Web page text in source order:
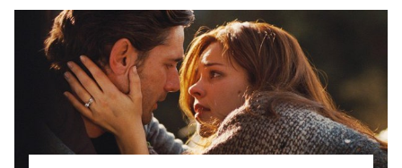
filmska ekipa na snemanjih veliko časa preživi skupaj.
Gre za intenzivno delo, ki se vsak dan lahko razvleče
tudi krepko čez 12 ur, večinoma na lokacijah, ki niso v
bližini njihovih domov. Zato nekateri prosti čas
preživljajo skupaj, medtem pa se lahko zgodi
marsikaj.